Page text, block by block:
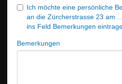
Ich möchte eine persönliche
an die Zürcherstrasse 23 am
ins Feld Bemerkungen
Bemerkungen